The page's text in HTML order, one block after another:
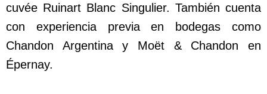
cuvée Ruinart Blanc Singulier. También cuenta
con experiencia previa en bodegas como
Chandon Argentina y Moët & Chandon en
Épernay.